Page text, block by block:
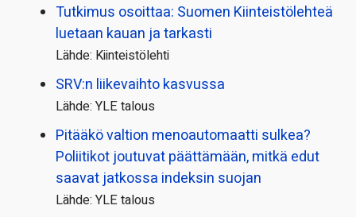
Tutkimus osoittaa: Suomen Kiinteistölehteä
luetaan kauan ja tarkasti
Lähde: Kiinteistölehti
SRV:n liikevaihto kasvussa
Lähde: YLE talous
Pitääkö valtion menoautomaatti sulkea?
Poliitikot joutuvat päättämään, mitkä edut
saavat jatkossa indeksin suojan
Lähde: YLE talous